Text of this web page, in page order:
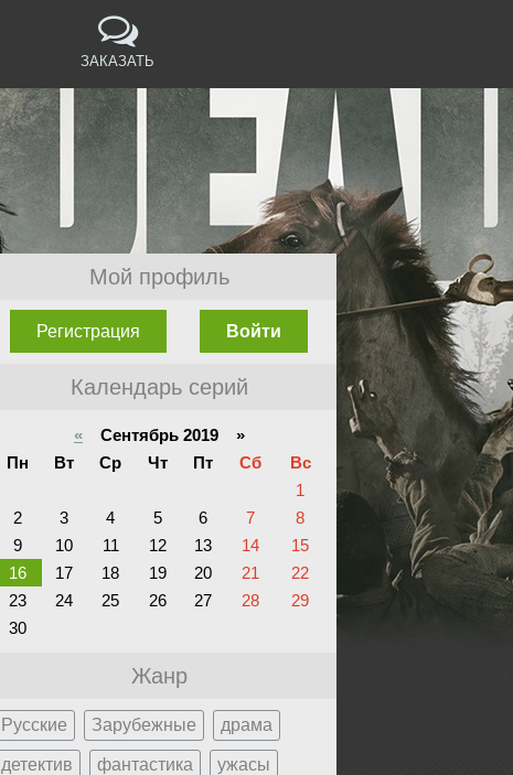
ЗАКАЗАТЬ
Мой профиль
Регистрация Войти
Календарь серий
« Сентябрь 2019 »
Пн
Вт Ср Чт Пт Сб
Вс
1
2
3 4 5 6 7
8
9
10 11 12 13 14
15
16
17 18 19 20 21
22
23
24 25 26 27 28
29
30
Жанр
Русские Зарубежные драма
детектив фантастика ужасы